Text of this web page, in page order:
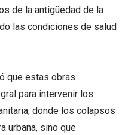
de la antigüedad de la
las condiciones de salud
que estas obras
para intervenir los
donde los colapsos
urbana, sino que